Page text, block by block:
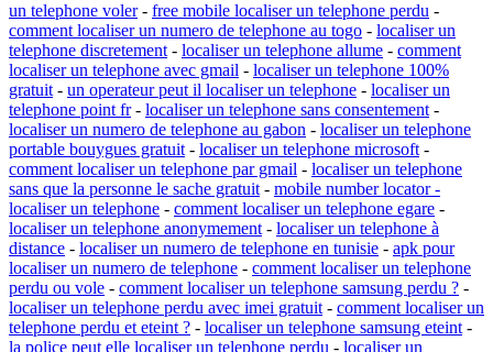
un telephone voler- free mobile localiser un telephone perdu -
comment localiser un numero de telephone au togo - localiser un
telephone discretement - localiser un telephone allume - comment
localiser un telephone avec gmail - localiser un telephone 100%
gratuit - un operateur peut il localiser un telephone - localiser un
telephone point fr- localiser un telephone sans consentement -
localiser un numero de telephone au gabon - localiser un telephone
portable bouygues gratuit - localiser un telephone microsoft -
comment localiser un telephone par gmail - localiser un telephone
sans que la personne le sache gratuit - mobile number locator -
localiser un telephone - comment localiser un telephone egare -
localiser un telephone anonymement - localiser un telephone à
distance - localiser un numero de telephone en tunisie - apk pour
localiser un numero de telephone - comment localiser un telephone
perdu ou vole - comment localiser un telephone samsung perdu ? -
localiser un telephone perdu avec imei gratuit - comment localiser un
telephone perdu et eteint ? - localiser un telephone samsung eteint -
la police peut elle localiser un telephone perdu - localiser un